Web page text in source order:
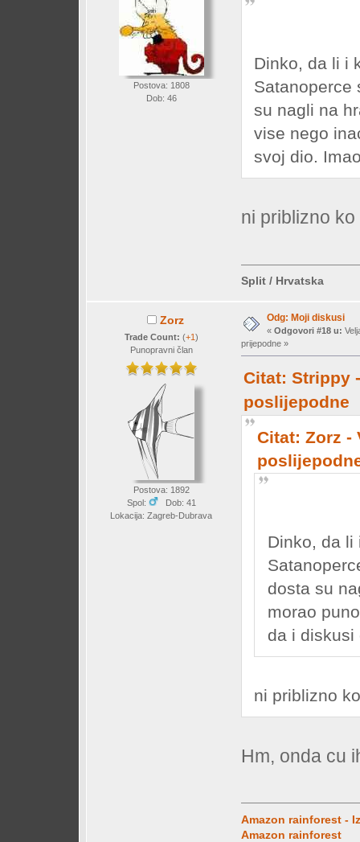
Postova: 1808
Dob: 46
Dinko, da li i
Satanoperce
su nagli na
vise nego
svoj dio.
ni priblizno ko
Split / Hrvatska
Zorz
Trade Count: (+1 )
Punopravni član
Postova: 1892
Spol:
Dob: 41
Lokacija: Zagreb-Dubrava
Odg: Moji diskusi
« Odgovori #18 u:
prijepodne »
Citat: Strippy
poslijepodne
Citat: Zorz -
Dinko, da li
dosta su
morao
da i diskusi
ni priblizno
Hm, onda cu
Amazon rainforest -
Amazon rainforest